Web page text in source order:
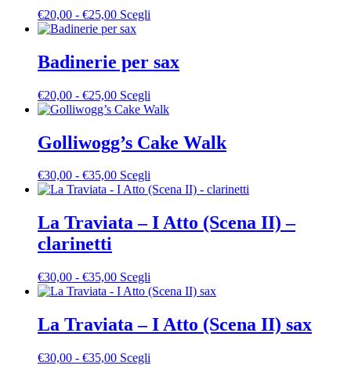
€20,00 - €25,00Fascia
di
€20,00
€25,00
Scegli
varianti.
opzioni
possono
scelte
nella
del
prodotto
Badinerie per sax
€20,00 - €25,00Fascia
di
da
€20,00
€25,00
Scegli
prodotto
più
varianti.
opzioni
possono
scelte
nella
prodotto
Golliwogg’s Cake Walk
€30,00 - €35,00Fascia
di
da
€30,00
Scegli
prodotto
più
varianti.
essere
scelte
nella
pagina
prodotto
La Traviata – I Atto (Scena II) –
clarinetti
€30,00 - €35,00Fascia
di
da
€30,00
€35,00
Scegli
prodotto
più
varianti.
opzioni
La Traviata – I Atto (Scena II) sax
€30,00 - €35,00Fascia
Scegli